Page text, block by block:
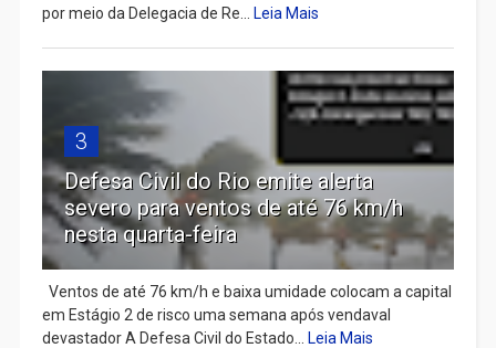
por meio da Delegacia de Re... Leia Mais
3
Defesa Civil do Rio emite alerta
severo para ventos de até 76 km/h
nesta quarta-feira
Ventos de até 76 km/h e baixa umidade colocam a capital
em Estágio 2 de risco uma semana após vendaval
devastador A Defesa Civil do Estado... Leia Mais